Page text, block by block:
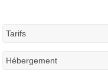
Tarifs
Hébergement